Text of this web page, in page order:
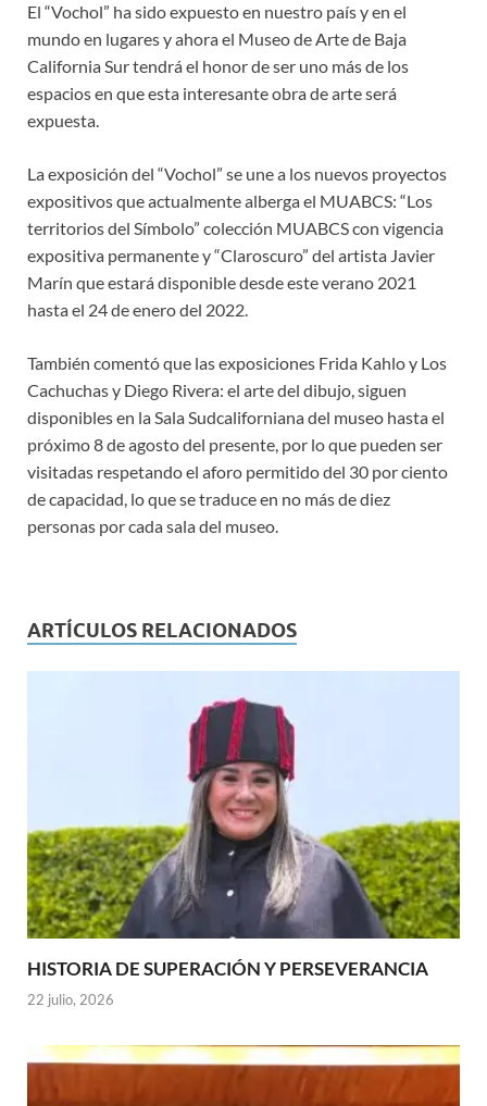
El “Vochol” ha sido expuesto en nuestro país y en el
mundo en lugares y ahora el Museo de Arte de Baja
California Sur tendrá el honor de ser uno más de los
espacios en que esta interesante obra de arte será
expuesta.
La exposición del “Vochol” se une a los nuevos proyectos
expositivos que actualmente alberga el MUABCS: “Los
territorios del Símbolo” colección MUABCS con vigencia
expositiva permanente y “Claroscuro” del artista Javier
Marín que estará disponible desde este verano 2021
hasta el 24 de enero del 2022.
También comentó que las exposiciones Frida Kahlo y Los
Cachuchas y Diego Rivera: el arte del dibujo, siguen
disponibles en la Sala Sudcaliforniana del museo hasta el
próximo 8 de agosto del presente, por lo que pueden ser
visitadas respetando el aforo permitido del 30 por ciento
de capacidad, lo que se traduce en no más de diez
personas por cada sala del museo.
ARTÍCULOS RELACIONADOS
HISTORIA DE SUPERACIÓN Y PERSEVERANCIA
22 julio, 2026